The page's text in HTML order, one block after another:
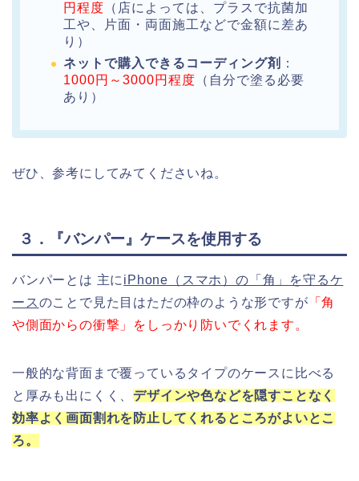
円程度 （店によっては、プラスで抗菌加
工や、片面・両面施工などで金額に差あ
り）
ネットで購入できるコーディング剤
：
1000円～3000円程度 （自分で塗る必要
あり）
ぜひ、参考にしてみてくださいね。
３．『バンパー』ケースを使用する
バンパーとは 主にiPhone（スマホ）の「角」を守るケ
ースのことで見た目はただの枠のような形ですが 「角
や側面からの衝撃」をしっかり防いでくれます。
一般的な背面まで覆っているタイプのケースに比べる
と厚みも出にくく、 デザインや色などを隠すことなく
効率よく画面割れを防止してくれるところがよいとこ
ろ。